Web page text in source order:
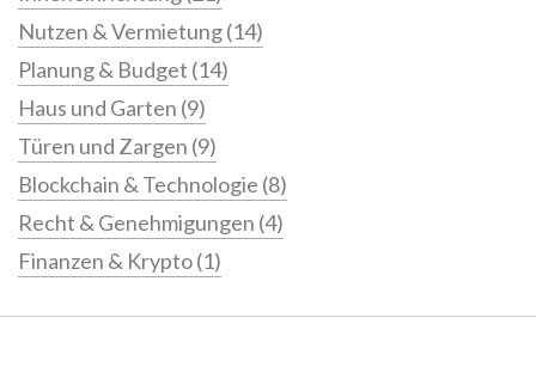
Nutzen & Vermietung(14)
Planung & Budget (14)
Haus und Garten (9)
Türen und Zargen (9)
Blockchain & Technologie (8)
Recht & Genehmigungen (4)
Finanzen & Krypto(1)